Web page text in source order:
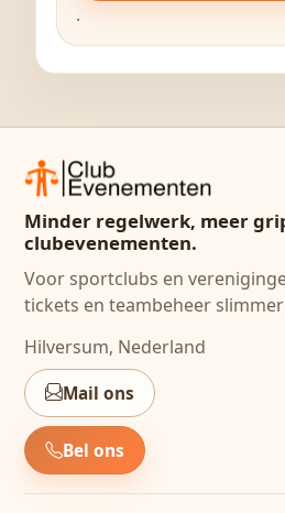
.
Minder regelwerk, meer
clubevenementen.
Voor sportclubs en
tickets en teambeheer
Hilversum, Nederland
Mail ons
Bel ons